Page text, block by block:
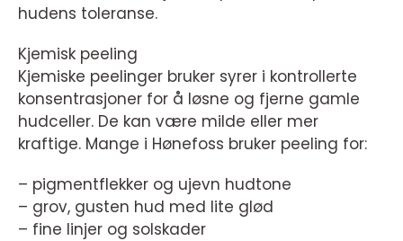
hudens toleranse.
Kjemisk peeling
Kjemiske peelinger bruker syrer i kontrollerte
konsentrasjoner for å løsne og fjerne gamle
hudceller. De kan være milde eller mer
kraftige. Mange i Hønefoss bruker peeling for:
– pigmentflekker og ujevn hudtone
– grov, gusten hud med lite glød
– fine linjer og solskader